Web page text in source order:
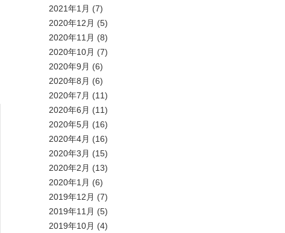
2021年1月 (7)
2020年12月 (5)
2020年11月 (8)
2020年10月 (7)
2020年9月 (6)
2020年8月 (6)
2020年7月 (11)
2020年6月 (11)
2020年5月 (16)
2020年4月 (16)
2020年3月 (15)
2020年2月 (13)
2020年1月 (6)
2019年12月 (7)
2019年11月 (5)
2019年10月 (4)